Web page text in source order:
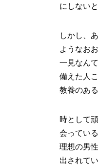
にしない
しかし、
ようなお
一見なん
備えた人
教養のあ
時として
会ってい
理想の男
出されて